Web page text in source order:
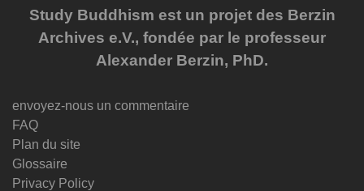
Study Buddhism est un projet des Berzin
Archives e.V., fondée par le professeur
Alexander Berzin, PhD.
envoyez-nous un commentaire
FAQ
Plan du site
Glossaire
Privacy Policy